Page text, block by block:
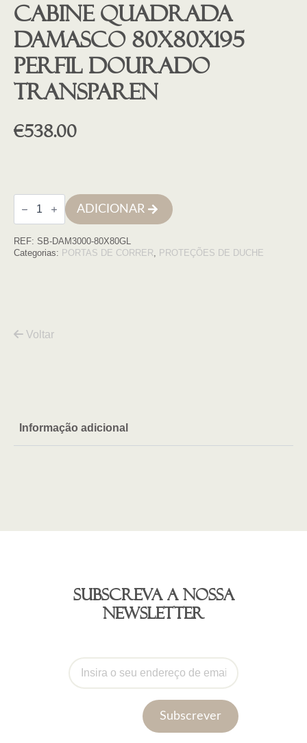
Cabine quadrada
Damasco 80x80x195
Perfil Dourado
transparen
€538.00
Quantidade
de
Cabine
Damasco
80x80x195
ADICIONAR
REF: SB-DAM3000-80X80GL
Categorias: PORTAS DE CORRER, PROTEÇÕES DE DUCHE
Voltar
Informação adicional
Subscreva a nossa
newsletter
Subscrever